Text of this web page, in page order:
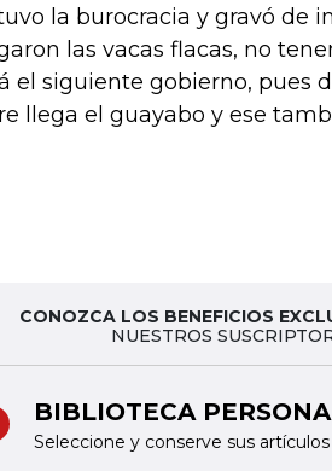
la burocracia y gravó de
las vacas flacas, no
el siguiente gobierno, pues
llega el guayabo y ese
CONOZCA LOS BENEFICIOS
NUESTROS
6